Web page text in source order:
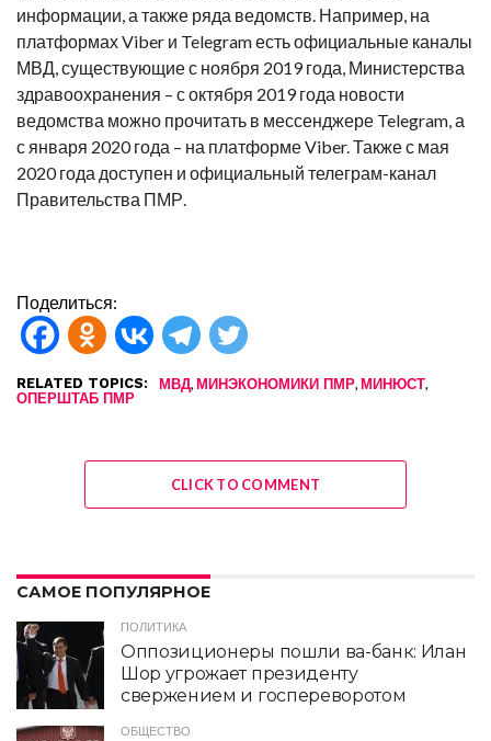
информации, а также ряда ведомств. Например, на
платформах Viber и Telegram есть официальные каналы
МВД, существующие с ноября 2019 года, Министерства
здравоохранения – с октября 2019 года новости
ведомства можно прочитать в мессенджере Telegram, а
с января 2020 года – на платформе Viber. Также с мая
2020 года доступен и официальный телеграм-канал
Правительства ПМР.
Поделиться:
RELATED TOPICS: МВД, МИНЭКОНОМИКИ ПМР, МИНЮСТ,
ОПЕРШТАБ ПМР
CLICK TO COMMENT
САМОЕ ПОПУЛЯРНОЕ
ПОЛИТИКА
Оппозиционеры пошли ва-банк: Илан
Шор угрожает президенту
свержением и госпереворотом
ОБЩЕСТВО